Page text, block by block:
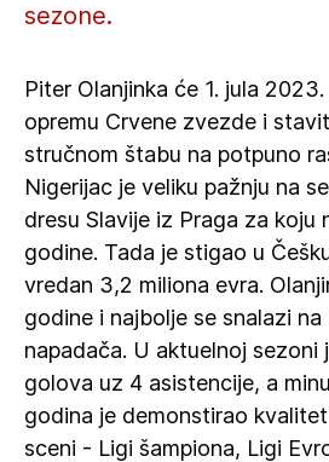
sezone.
Piter Olanjinka će 1. jula
opremu Crvene zvezde i
stručnom štabu na potpuno
Nigerijac je veliku pažnju na
dresu Slavije iz Praga za koju
godine. Tada je stigao u
vredan 3,2 miliona evra.
godine i najbolje se snalazi
napadača. U aktuelnoj sezoni
golova uz 4 asistencije, a
godina je demonstirao
sceni - Ligi šampiona, Ligi